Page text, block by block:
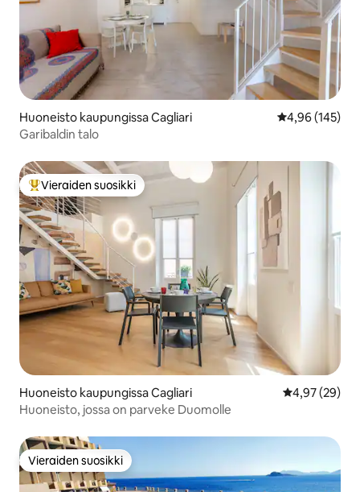
Huoneisto kaupungissa Cagliari
4,96 (145)
Garibaldin talo
Vieraiden suosikkien parhaimmistoa
Vieraiden suosikki
Huoneisto kaupungissa Cagliari
4,97 (29)
Huoneisto, jossa on parveke Duomolle
Vieraiden suosikki
Vieraiden suosikki